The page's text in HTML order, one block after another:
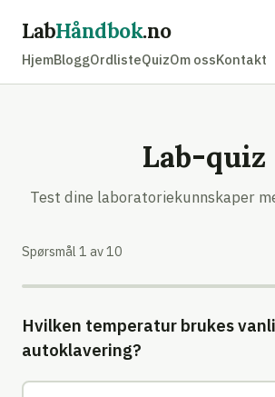
LabHåndbok.no
HjemBloggOrdlisteQuizOm ossKontakt
Lab-quiz
Test dine laboratoriekunnskaper
Spørsmål 1 av10
Hvilken temperatur brukes
autoklavering?